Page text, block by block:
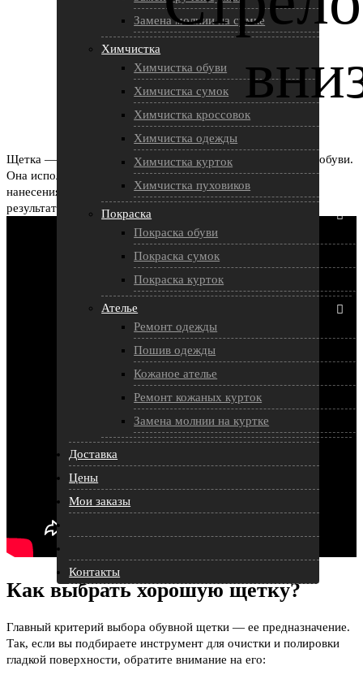
Замена молнии на сумке
Химчистка
Химчистка обуви
Химчистка сумок
Химчистка кроссовок
Химчистка одежды
Химчистка курток
Химчистка пуховиков
Покраска
Покраска обуви
Покраска сумок
Покраска курток
Ателье
Ремонт одежды
Пошив одежды
Кожаное ателье
Ремонт кожаных курток
Замена молнии на куртке
Доставка
Цены
Мои заказы
Контакты
Листайте ниже
Щетка — главный инструмент сохранения хорошего вида обуви.
Она используется для чистки материала, его полировки,
нанесения уходовых средств. Но для достижения нужного
результата, необходимо верно выбрать щетку, учитывая
несколько важных критериев.
Как выбрать хорошую щетку?
Главный критерий выбора обувной щетки — ее предназначение.
Так, если вы подбираете инструмент для очистки и полировки
гладкой поверхности, обратите внимание на его: